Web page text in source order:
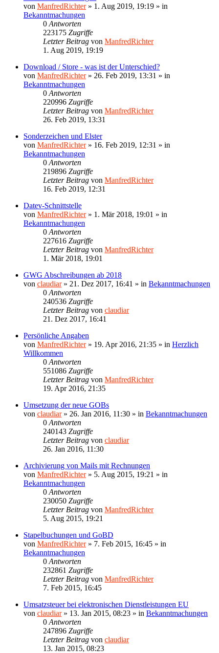
von ManfredRichter» 1. Aug 2019, 19:19 » in
Bekanntmachungen
0 Antworten
223175 Zugriffe
Letzter Beitrag von ManfredRichter
1. Aug 2019, 19:19
Download / Store - was ist der Unterschied?
von ManfredRichter» 26. Feb 2019, 13:31 » in
Bekanntmachungen
0 Antworten
220996 Zugriffe
Letzter Beitrag von ManfredRichter
26. Feb 2019, 13:31
Sonderzeichen und Elster
von ManfredRichter» 16. Feb 2019, 12:31 » in
Bekanntmachungen
0 Antworten
219896 Zugriffe
Letzter Beitrag von ManfredRichter
16. Feb 2019, 12:31
Datev-Schnittstelle
von ManfredRichter» 1. Mär 2018, 19:01 » in
Bekanntmachungen
0 Antworten
227616 Zugriffe
Letzter Beitrag von ManfredRichter
1. Mär 2018, 19:01
GWG Abschreibungen ab 2018
von claudiar» 21. Dez 2017, 16:41 » in Bekanntmachungen
0 Antworten
240536 Zugriffe
Letzter Beitrag von claudiar
21. Dez 2017, 16:41
Persönliche Angaben
von ManfredRichter» 19. Apr 2016, 21:35 » in Herzlich
Willkommen
0 Antworten
551086 Zugriffe
Letzter Beitrag von ManfredRichter
19. Apr 2016, 21:35
Umsetzung der neue GOBs
von claudiar» 26. Jan 2016, 11:30 » in Bekanntmachungen
0 Antworten
240143 Zugriffe
Letzter Beitrag von claudiar
26. Jan 2016, 11:30
Archivierung von Mails mit Rechnungen
von ManfredRichter» 5. Aug 2015, 19:21 » in
Bekanntmachungen
0 Antworten
230050 Zugriffe
Letzter Beitrag von ManfredRichter
5. Aug 2015, 19:21
Stapelbuchungen und GoBD
von ManfredRichter» 7. Feb 2015, 16:45 » in
Bekanntmachungen
0 Antworten
232861 Zugriffe
Letzter Beitrag von ManfredRichter
7. Feb 2015, 16:45
Umsatzsteuer bei elektronischen Dienstleistungen EU
von claudiar» 13. Jan 2015, 08:23 » in Bekanntmachungen
0 Antworten
247896 Zugriffe
Letzter Beitrag von claudiar
13. Jan 2015, 08:23